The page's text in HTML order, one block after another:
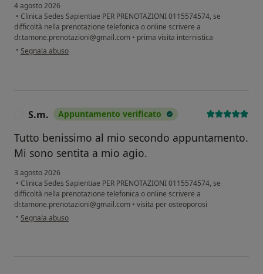
4 agosto 2026
• Clinica Sedes Sapientiae PER PRENOTAZIONI 0115574574, se
difficoltà nella prenotazione telefonica o online scrivere a
dr.tamone.prenotazioni@gmail.com • prima visita internistica
• secondo l'opinione dell'utente F P
Segnala abuso
S.m. Appuntamento verificato
Tutto benissimo al mio secondo appuntamento.
Mi sono sentita a mio agio.
3 agosto 2026
• Clinica Sedes Sapientiae PER PRENOTAZIONI 0115574574, se
difficoltà nella prenotazione telefonica o online scrivere a
dr.tamone.prenotazioni@gmail.com • visita per osteoporosi
• secondo l'opinione dell'utente S.m.
Segnala abuso